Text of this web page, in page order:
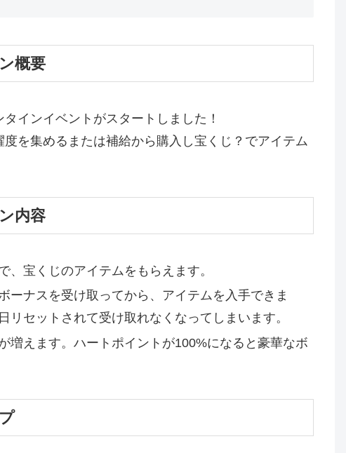
概要
インイベントがスタートしました！
を集めるまたは補給から購入し宝くじ？でアイテム
内容
、宝くじのアイテムをもらえます。
ーナスを受け取ってから、アイテムを入手できま
セットされて受け取れなくなってしまいます。
増えます。ハートポイントが100%になると豪華なボ